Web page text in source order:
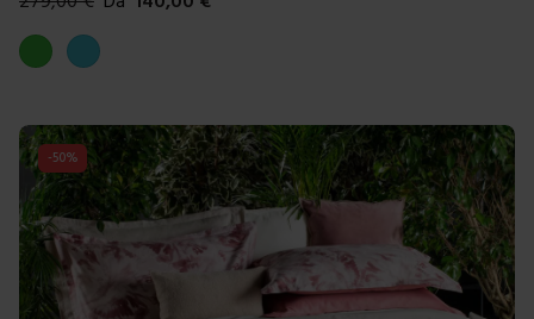
Colori disponibili
Verde Azzurro
-50%